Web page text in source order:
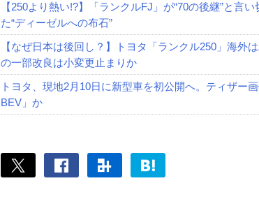
【250より熱い!?】「ランクルFJ」が“70の後継”と言
た“ディーゼルへの布石”
【なぜ日本は後回し？】トヨタ「ランクル250」海外
の一部改良は小変更止まりか
トヨタ、現地2月10日に新型車を初公開へ。ティザー
BEV」か